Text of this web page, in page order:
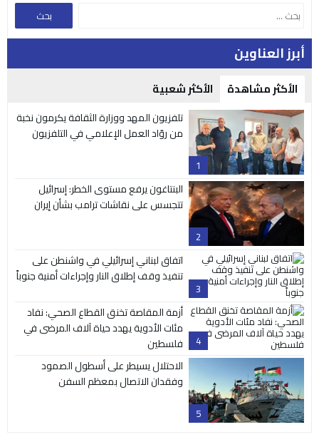
أبرز العناوين
الأكثر مشاهدة الأكثر شعبية
1
تلفزيون المهد ووزارة الثقافة يكرمون نخبة
من روّاد العمل الإعلامي في التلفزيون
2
البنتاغون يرفع مستوى الخطر: إسرائيل
تتجسس على نقاشات ترامب بشأن إيران
3
اتفاق لبناني إسرائيلي في واشنطن على
تنفيذ وقف إطلاق النار وإجراءات أمنية جنوباً
4
أزمة المقاصة تخنق القطاع الصحي: نفاد
مئات الأدوية يهدد حياة آلاف المرضى في
فلسطين
5
الاحتلال يسيطر على أسطول الصمود
وفقدان الاتصال بمعظم السفن